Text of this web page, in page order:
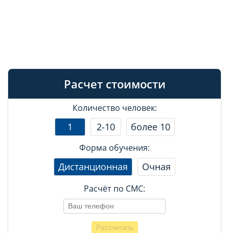
Расчет стоимости
Количество человек:
1 2-10 более 10
Форма обучения:
Дистанционная Очная
Расчёт по СМС: